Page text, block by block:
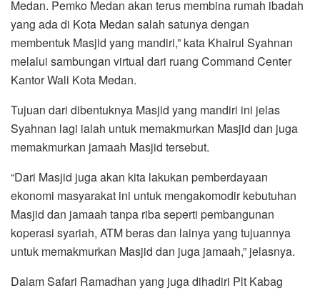
Medan. Pemko Medan akan terus membina rumah ibadah
yang ada di Kota Medan salah satunya dengan
membentuk Masjid yang mandiri,” kata Khairul Syahnan
melalui sambungan virtual dari ruang Command Center
Kantor Wali Kota Medan.
Tujuan dari dibentuknya Masjid yang mandiri ini jelas
Syahnan lagi ialah untuk memakmurkan Masjid dan juga
memakmurkan jamaah Masjid tersebut.
“Dari Masjid juga akan kita lakukan pemberdayaan
ekonomi masyarakat ini untuk mengakomodir kebutuhan
Masjid dan jamaah tanpa riba seperti pembangunan
koperasi syariah, ATM beras dan lainya yang tujuannya
untuk memakmurkan Masjid dan juga jamaah,” jelasnya.
Dalam Safari Ramadhan yang juga dihadiri Plt Kabag